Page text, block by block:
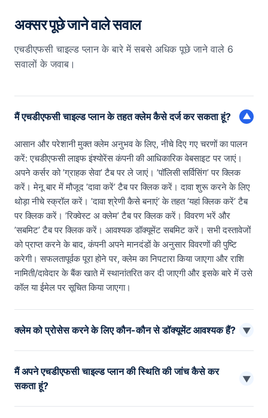
अक्सर पूछे जाने वाले सवाल
एचडीएफसी चाइल्ड प्लान के बारे में सबसे अधिक पूछे जाने वाले 6
सवालों के जवाब।
मैं एचडीएफसी चाइल्ड प्लान के तहत क्लेम कैसे दर्ज कर सकता हूं? ▼
आसान और परेशानी मुक्त क्लेम अनुभव के लिए, नीचे दिए गए चरणों का पालन
करें: एचडीएफसी लाइफ इंश्योरेंस कंपनी की आधिकारिक वेबसाइट पर जाएं।
अपने कर्सर को ’ग्राहक सेवा’ टैब पर ले जाएं। ’पॉलिसी सर्विसिंग’ पर क्लिक
करें। मेनू बार में मौजूद ’दावा करें’ टैब पर क्लिक करें। दावा शुरू करने के लिए
थोड़ा नीचे स्क्रॉल करें। ’दावा श्रेणी कैसे बनाएं’ के तहत ’यहां क्लिक करें’ टैब
पर क्लिक करें। ’रिक्वेस्ट अ क्लेम’ टैब पर क्लिक करें। विवरण भरें और
’सबमिट’ टैब पर क्लिक करें। आवश्यक डॉक्यूमेंट सबमिट करें। सभी दस्तावेजों
को प्राप्त करने के बाद, कंपनी अपने मानदंडों के अनुसार विवरणों की पुष्टि
करेगी। सफलतापूर्वक पूरा होने पर, क्लेम का निपटारा किया जाएगा और राशि
नामिती/दावेदार के बैंक खाते में स्थानांतरित कर दी जाएगी और इसके बारे में उसे
कॉल या ईमेल पर सूचित किया जाएगा।
क्लेम को प्रोसेस करने के लिए कौन-कौन से डॉक्यूमेंट आवश्यक हैं? ▼
सबमिट करें। प्राकृतिक मृत्यु के मामले में: क्लेम फॉर्म मृत्यु प्रमाणपत्र पॉलिसी
के मूल दस्तावेज़ दावेदार की पहचान और निवास का प्रमाण मृत्यु और पिछली
मैं अपने एचडीएफसी चाइल्ड प्लान की स्थिति की जांच कैसे कर
सकता हूं?
▼